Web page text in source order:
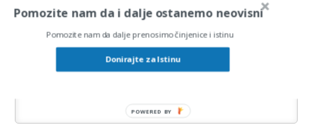
Pomozite nam da i dalje ostanemo neovisni
Pomozite nam da dalje prenosimo činjenice i istinu
Donirajte za Istinu
POWERED BY